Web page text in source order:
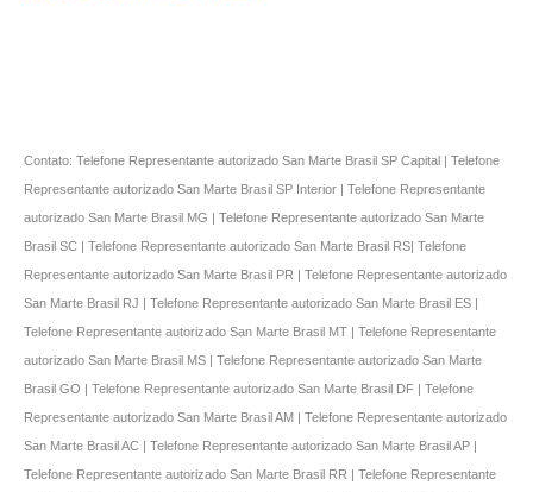
Contato: Telefone Representante autorizado San Marte Brasil SP Capital | Telefone
Representante autorizado San Marte Brasil SP Interior | Telefone Representante
autorizado San Marte Brasil MG | Telefone Representante autorizado San Marte
Brasil SC | Telefone Representante autorizado San Marte Brasil RS| Telefone
Representante autorizado San Marte Brasil PR | Telefone Representante autorizado
San Marte Brasil RJ | Telefone Representante autorizado San Marte Brasil ES |
Telefone Representante autorizado San Marte Brasil MT | Telefone Representante
autorizado San Marte Brasil MS | Telefone Representante autorizado San Marte
Brasil GO | Telefone Representante autorizado San Marte Brasil DF | Telefone
Representante autorizado San Marte Brasil AM | Telefone Representante autorizado
San Marte Brasil AC | Telefone Representante autorizado San Marte Brasil AP |
Telefone Representante autorizado San Marte Brasil RR | Telefone Representante